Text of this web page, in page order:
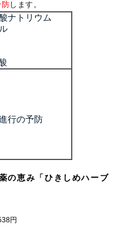
防します。
ナトリウム
行の予防
の恵み「ひきしめハーブ
円